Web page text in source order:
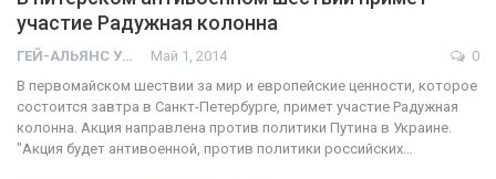
участие Радужная колонна
ГЕЙ-АЛЬЯНС УКРАИНА Май 1, 2014
0
В первомайском шествии за мир и европейские ценности, которое
состоится завтра в Санкт-Петербурге, примет участие Радужная
колонна. Акция направлена против политики Путина в Украине.
"Акция будет антивоенной, против политики российских…